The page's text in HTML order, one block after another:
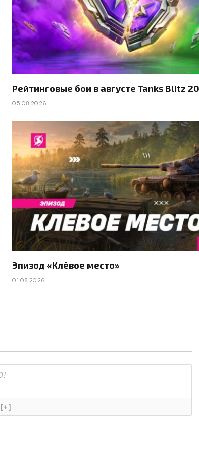
Рейтинговые бои в августе Tanks Blitz
05.08.2026
Эпизод «Клёвое место»
01.08.2026
[+]